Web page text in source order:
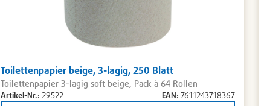
Toilettenpapier beige, 3-lagig, 250 Blatt
Toilettenpapier 3-lagig soft beige, Pack à 64 Rollen
Artikel-Nr.: 29522 EAN: 7611243718367